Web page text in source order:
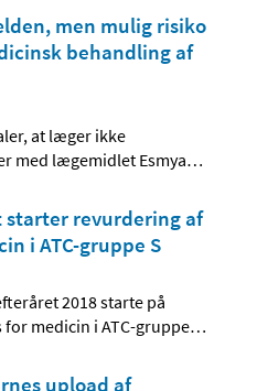
men mulig risiko
behandling af
at læger ikke
med lægemidlet Esmya…
revurdering af
i ATC-gruppe S
2018 starte på
medicin i ATC-gruppe…
upload af